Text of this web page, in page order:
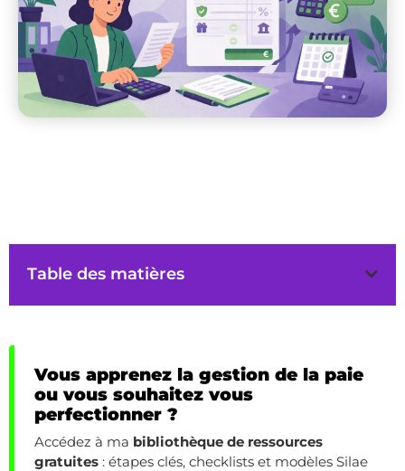
Table des matières
Vous apprenez la gestion de la paie
ou vous souhaitez vous
perfectionner ?
Accédez à ma bibliothèque de ressources
gratuites : étapes clés, checklists et modèles Silae